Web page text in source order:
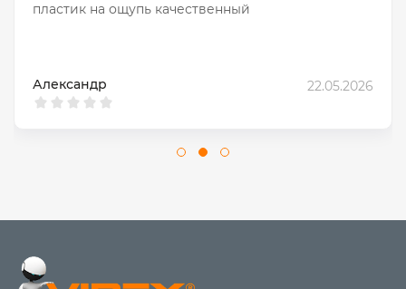
пластик на ощупь качественный
Александр 22.05.2026